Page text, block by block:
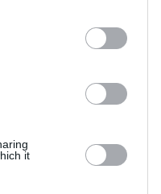
it
τα παζάρια, τα μέσα
της
ξεναγήσουν σε
κάθε
εδώ… η Μετάπολις
Athens υποδέχεται για
πόλη της Αθήνας.